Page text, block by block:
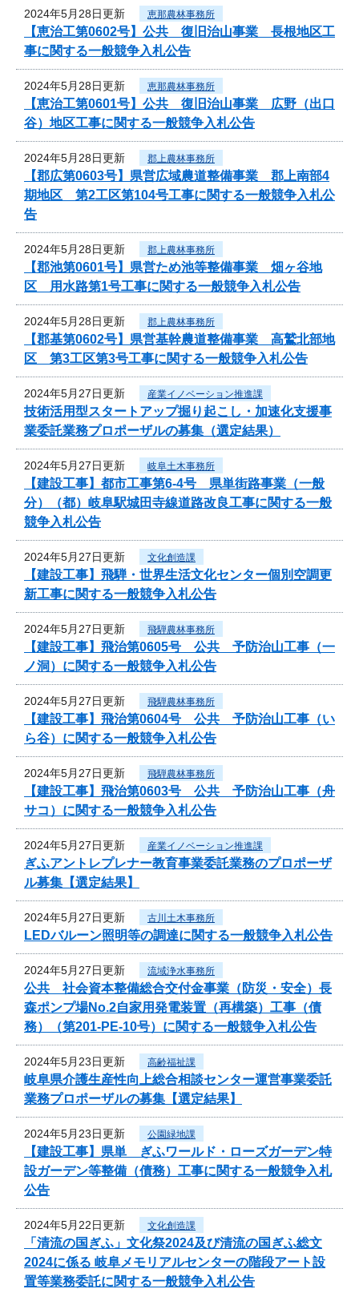
2024年5月28日更新 恵那農林事務所
【恵治工第0602号】公共 復旧治山事業 長根地区工
事に関する一般競争入札公告
2024年5月28日更新 恵那農林事務所
【恵治工第0601号】公共 復旧治山事業 広野（出口
谷）地区工事に関する一般競争入札公告
2024年5月28日更新 郡上農林事務所
【郡広第0603号】県営広域農道整備事業 郡上南部4
期地区 第2工区第104号工事に関する一般競争入札公
告
2024年5月28日更新 郡上農林事務所
【郡池第0601号】県営ため池等整備事業 畑ヶ谷地
区 用水路第1号工事に関する一般競争入札公告
2024年5月28日更新 郡上農林事務所
【郡基第0602号】県営基幹農道整備事業 高鷲北部地
区 第3工区第3号工事に関する一般競争入札公告
2024年5月27日更新 産業イノベーション推進課
技術活用型スタートアップ掘り起こし・加速化支援事
業委託業務プロポーザルの募集（選定結果）
2024年5月27日更新 岐阜土木事務所
【建設工事】都市工事第6-4号 県単街路事業（一般
分）（都）岐阜駅城田寺線道路改良工事に関する一般
競争入札公告
2024年5月27日更新 文化創造課
【建設工事】飛騨・世界生活文化センター個別空調更
新工事に関する一般競争入札公告
2024年5月27日更新 飛騨農林事務所
【建設工事】飛治第0605号 公共 予防治山工事（一
ノ洞）に関する一般競争入札公告
2024年5月27日更新 飛騨農林事務所
【建設工事】飛治第0604号 公共 予防治山工事（い
ら谷）に関する一般競争入札公告
2024年5月27日更新 飛騨農林事務所
【建設工事】飛治第0603号 公共 予防治山工事（舟
サコ）に関する一般競争入札公告
2024年5月27日更新 産業イノベーション推進課
ぎふアントレプレナー教育事業委託業務のプロポーザ
ル募集【選定結果】
2024年5月27日更新 古川土木事務所
LEDバルーン照明等の調達に関する一般競争入札公告
2024年5月27日更新 流域浄水事務所
公共 社会資本整備総合交付金事業（防災・安全）長
森ポンプ場No.2自家用発電装置（再構築）工事（債
務）（第201-PE-10号）に関する一般競争入札公告
2024年5月23日更新 高齢福祉課
岐阜県介護生産性向上総合相談センター運営事業委託
業務プロポーザルの募集【選定結果】
2024年5月23日更新 公園緑地課
【建設工事】県単 ぎふワールド・ローズガーデン特
設ガーデン等整備（債務）工事に関する一般競争入札
公告
2024年5月22日更新 文化創造課
「清流の国ぎふ」文化祭2024及び清流の国ぎふ総文
2024に係る 岐阜メモリアルセンターの階段アート設
置等業務委託に関する一般競争入札公告